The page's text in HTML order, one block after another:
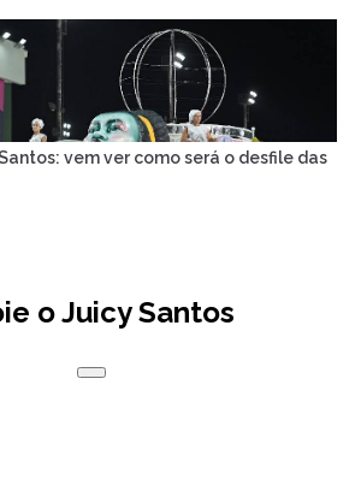
vem ver como será o desfile das
o Juicy Santos